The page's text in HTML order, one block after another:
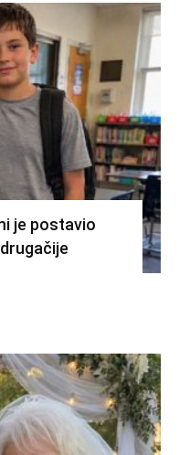
je postavio